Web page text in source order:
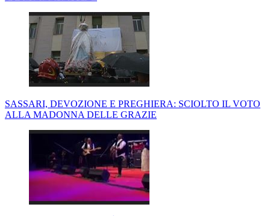
SASSARI, DEVOZIONE E PREGHIERA: SCIOLTO IL VOTO
ALLA MADONNA DELLE GRAZIE